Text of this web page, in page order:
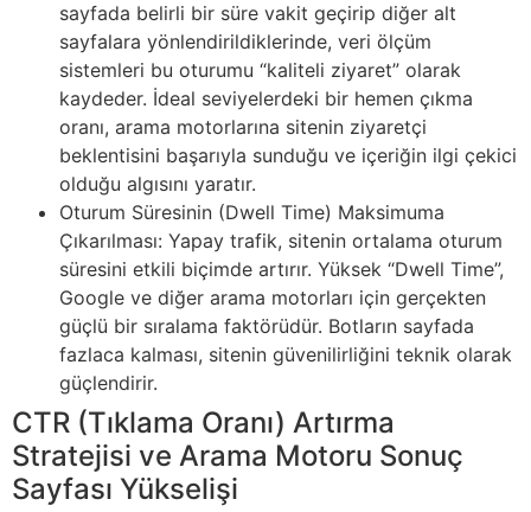
sayfada belirli bir süre vakit geçirip diğer alt
sayfalara yönlendirildiklerinde, veri ölçüm
sistemleri bu oturumu “kaliteli ziyaret” olarak
kaydeder. İdeal seviyelerdeki bir hemen çıkma
oranı, arama motorlarına sitenin ziyaretçi
beklentisini başarıyla sunduğu ve içeriğin ilgi çekici
olduğu algısını yaratır.
Oturum Süresinin (Dwell Time) Maksimuma
Çıkarılması: Yapay trafik, sitenin ortalama oturum
süresini etkili biçimde artırır. Yüksek “Dwell Time”,
Google ve diğer arama motorları için gerçekten
güçlü bir sıralama faktörüdür. Botların sayfada
fazlaca kalması, sitenin güvenilirliğini teknik olarak
güçlendirir.
CTR (Tıklama Oranı) Artırma
Stratejisi ve Arama Motoru Sonuç
Sayfası Yükselişi